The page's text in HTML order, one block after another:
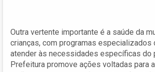
Outra vertente importante é a saúde da
crianças, com programas especializados
atender às necessidades específicas do
Prefeitura promove ações voltadas para